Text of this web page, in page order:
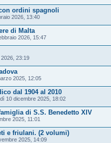
ordini spagnoli
2026, 13:40
di Malta
2026, 15:47
23:19
2025, 12:05
dal 1904 al 2010
10 dicembre 2025, 18:02
di S.S. Benedetto XIV
2025, 11:01
e friulani. (2 volumi)
2025, 14:09